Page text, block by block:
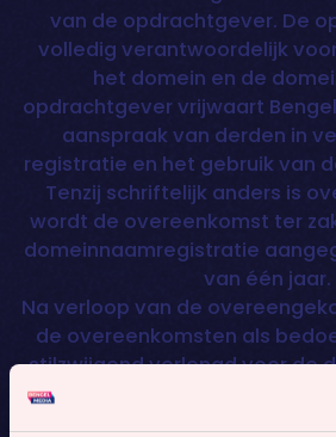
van de opdrachtgever. De
volledig verantwoordelijk
het domein en de
opdrachtgever vrijwaart
aanspraak van derden in
registratie en het gebruik van
Tenzij schriftelijk anders is
wordt de overeenkomst ter
domeinnaamregistratie
van één jaar.
Na verloop van de
de overeenkomsten als
stilzwijgend verlengd voor de
aan de oorspronkelijke
overeenkomst conform lid